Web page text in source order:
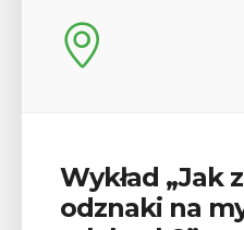
V Turniej
Mieszczanie i